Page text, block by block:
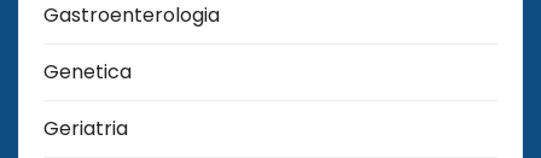
Gastroenterologia
Genetica
Geriatria